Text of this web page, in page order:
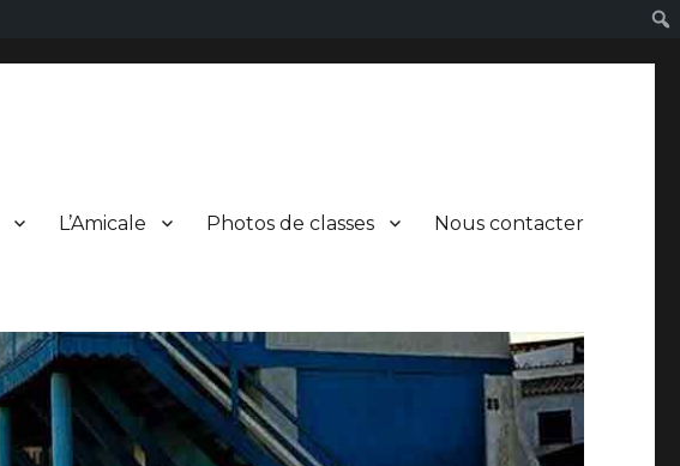
L’Amicale Photos de classes Nous contacter